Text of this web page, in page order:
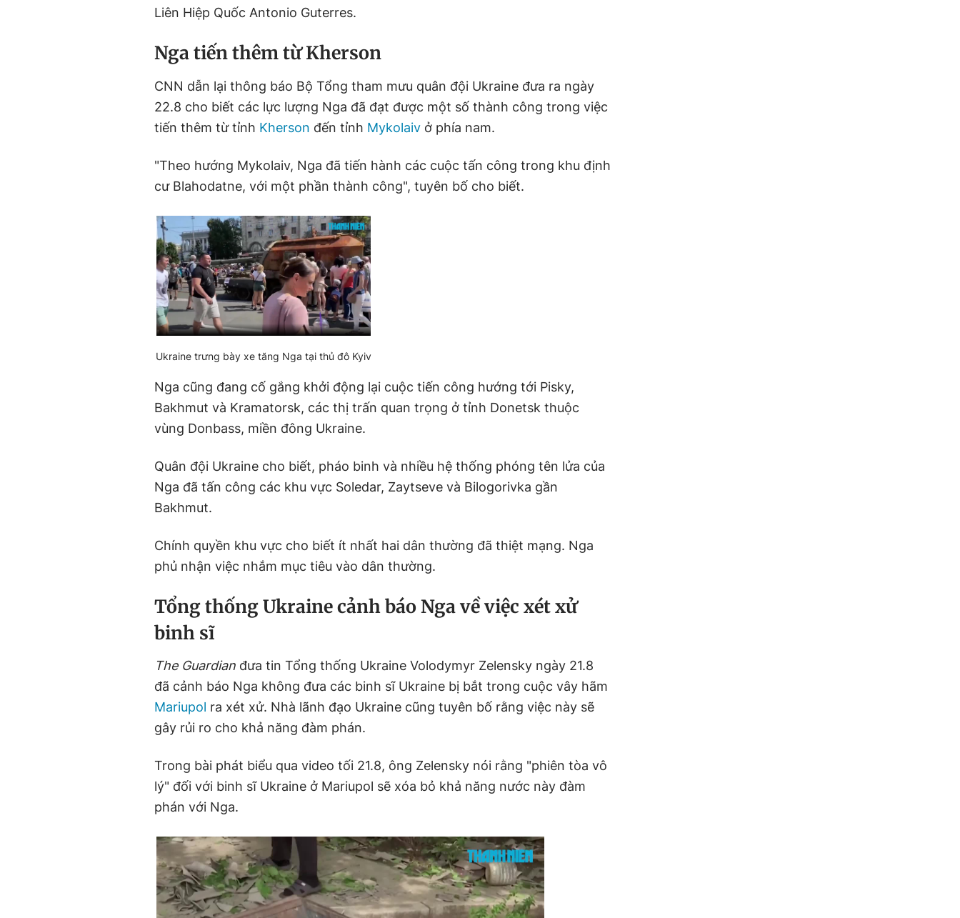
Liên Hiệp Quốc Antonio Guterres.
Nga tiến thêm từ Kherson
CNN dẫn lại thông báo Bộ Tổng tham mưu quân đội Ukraine đưa ra ngày
22.8 cho biết các lực lượng Nga đã đạt được một số thành công trong việc
tiến thêm từ tỉnh Kherson đến tỉnh Mykolaiv ở phía nam.
"Theo hướng Mykolaiv, Nga đã tiến hành các cuộc tấn công trong khu định
cư Blahodatne, với một phần thành công", tuyên bố cho biết.
Ukraine trưng bày xe tăng Nga tại thủ đô Kyiv
Nga cũng đang cố gắng khởi động lại cuộc tiến công hướng tới Pisky,
Bakhmut và Kramatorsk, các thị trấn quan trọng ở tỉnh Donetsk thuộc
vùng Donbass, miền đông Ukraine.
Quân đội Ukraine cho biết, pháo binh và nhiều hệ thống phóng tên lửa của
Nga đã tấn công các khu vực Soledar, Zaytseve và Bilogorivka gần
Bakhmut.
Chính quyền khu vực cho biết ít nhất hai dân thường đã thiệt mạng. Nga
phủ nhận việc nhắm mục tiêu vào dân thường.
Tổng thống Ukraine cảnh báo Nga về việc xét xử
binh sĩ
The Guardian đưa tin Tổng thống Ukraine Volodymyr Zelensky ngày 21.8
đã cảnh báo Nga không đưa các binh sĩ Ukraine bị bắt trong cuộc vây hãm
Mariupol ra xét xử. Nhà lãnh đạo Ukraine cũng tuyên bố rằng việc này sẽ
gây rủi ro cho khả năng đàm phán.
Trong bài phát biểu qua video tối 21.8, ông Zelensky nói rằng "phiên tòa vô
lý" đối với binh sĩ Ukraine ở Mariupol sẽ xóa bỏ khả năng nước này đàm
phán với Nga.